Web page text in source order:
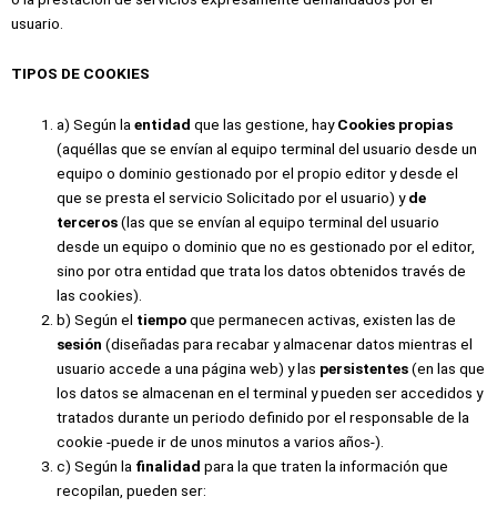
usuario.
TIPOS DE COOKIES
a) Según laentidad que las gestione, hayCookies propias
(aquéllas que se envían al equipo terminal del usuario desde un
equipo o dominio gestionado por el propio editor y desde el
que se presta el servicio Solicitado por el usuario) yde
terceros(las que se envían al equipo terminal del usuario
desde un equipo o dominio que no es gestionado por el editor,
sino por otra entidad que trata los datos obtenidos través de
las cookies).
b) Según el tiempoque permanecen activas, existen las de
sesión (diseñadas para recabar y almacenar datos mientras el
usuario accede a una página web) y las persistentes(en las que
los datos se almacenan en el terminal y pueden ser accedidos y
tratados durante un periodo definido por el responsable de la
cookie -puede ir de unos minutos a varios años-).
c) Según la finalidad para la que traten la información que
recopilan, pueden ser: